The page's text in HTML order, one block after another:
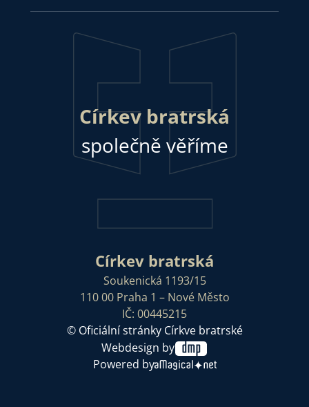
Církev bratrská
společně věříme
Církev bratrská
Soukenická 1193/15
110 00 Praha 1 – Nové Město
IČ: 00445215
© Oficiální stránky Církve bratrské
Webdesign by
Powered by